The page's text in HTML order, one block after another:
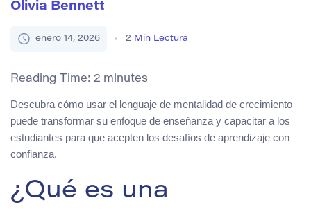
Olivia Bennett
enero 14, 2026 2 Min Lectura
Reading Time: 2 minutes
Descubra cómo usar el lenguaje de mentalidad de crecimiento
puede transformar su enfoque de enseñanza y capacitar a los
estudiantes para que acepten los desafíos de aprendizaje con
confianza.
¿Qué es una